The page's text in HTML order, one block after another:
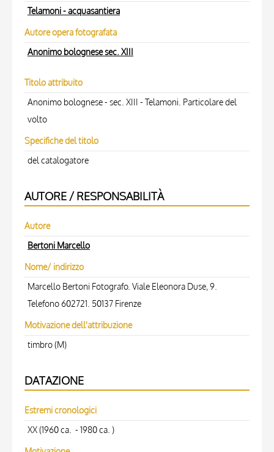
Telamoni - acquasantiera
Autore opera fotografata
Anonimo bolognese sec. XIII
Titolo attribuito
Anonimo bolognese - sec. XIII - Telamoni. Particolare del
volto
Specifiche del titolo
del catalogatore
AUTORE / RESPONSABILITÀ
Autore
Bertoni Marcello
Nome/ indirizzo
Marcello Bertoni Fotografo. Viale Eleonora Duse, 9.
Telefono 602721. 50137 Firenze
Motivazione dell'attribuzione
timbro (M)
DATAZIONE
Estremi cronologici
XX (1960 ca. - 1980 ca. )